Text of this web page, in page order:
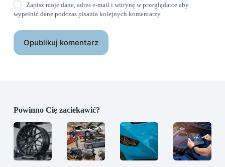
Zapisz moje dane, adres e-mail i witrynę w przeglądarce aby
wypełnić dane podczas pisania kolejnych komentarzy.
Opublikuj komentarz
Powinno Cię zaciekawić?